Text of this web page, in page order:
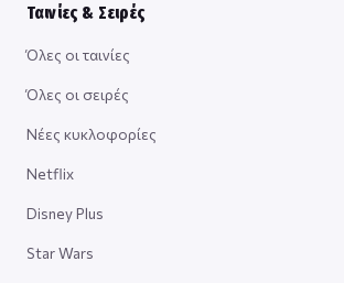
Ταινίες & Σειρές
Όλες οι ταινίες
Όλες οι σειρές
Νέες κυκλοφορίες
Netflix
Disney Plus
Star Wars